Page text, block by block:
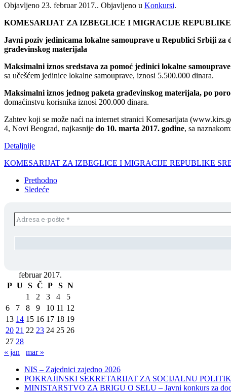
Objavljeno 23. februar 2017.. Objavljeno u Konkursi.
KOMESARIJAT ZA IZBEGLICE I MIGRACIJE
Javni poziv jedinicama lokalne samouprave u Republici Srbiji
građevinskog materijala
Maksimalni iznos sredstava za pomoć jedinici lokalne samouprave
sa učešćem jedinice lokalne samouprave, iznosi 5.500.000 dinara.
Maksimalni iznos jednog paketa građevinskog materijala, po
domaćinstvu korisnika iznosi 200.000 dinara.
Zahtev koji se može naći na internet stranici Komesarijata
4, Novi Beograd, najkasnije do 10. marta 2017. godine, sa
Detaljnije
KOMESARIJAT ZA IZBEGLICE I MIGRACIJE REPUBLIKE
Prethodno
Sledeće
februar 2017.
P U S Č P S N
1
2 3 4
5
6
7 8 9 10 11 12
13 14 15 16 17 18 19
20 21 22 23 24 25 26
27 28
« jan
mar »
NIS – Zajednici zajedno 2026
POKRAJINSKI SEKRETARIJAT ZA SOCIJALNU
MINISTARSTVO ZA BRIGU O SELU – Javni konkurs za